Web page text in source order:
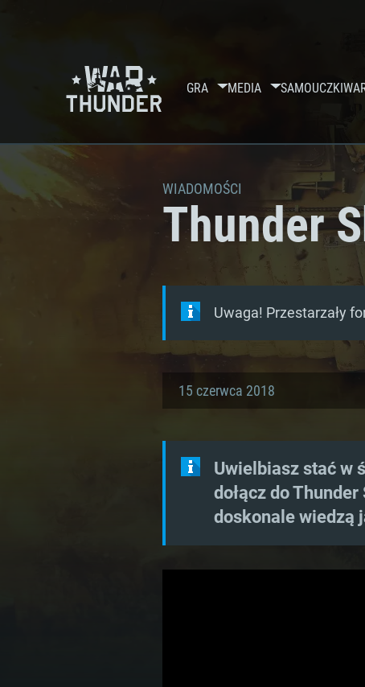
GRA MEDIA SAMOUCZKI
WIADOMOŚCI
Thunder
Uwaga! Przestarzały
15 czerwca 2018
Uwielbiasz stać w
dołącz do
doskonale wiedzą